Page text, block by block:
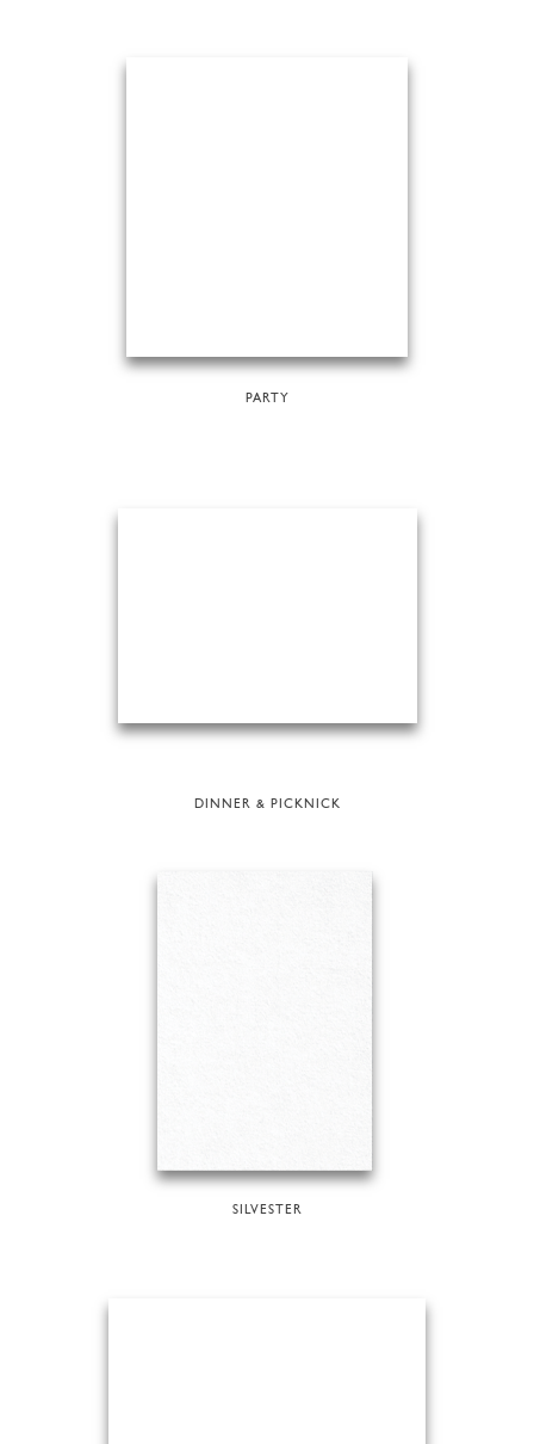
PARTY
DINNER & PICKNICK
SILVESTER